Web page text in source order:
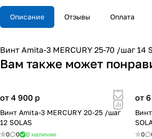
Описание Отзывы Оплата
Винт Amita-3 MERCURY 25-70 /шаг 14
Вам также может
от 4 900 p
Винт Amita-3 MERCURY 20-25 /шаг
12 SOLAS
0 0 В наличии
от
0